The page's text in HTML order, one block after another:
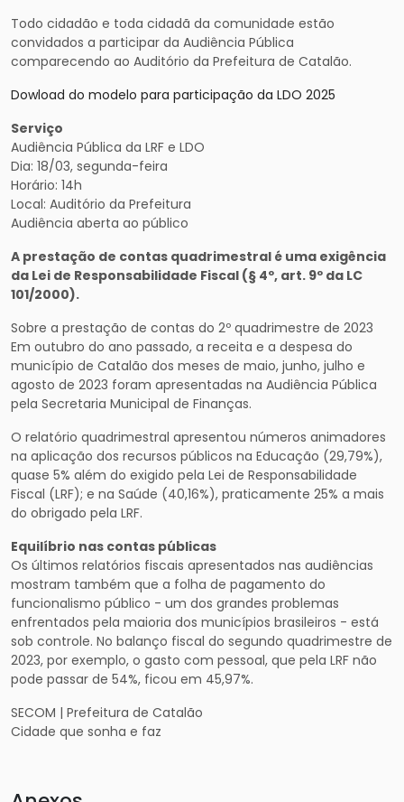
Todo cidadão e toda cidadã da comunidade estão
convidados a participar da Audiência Pública
comparecendo ao Auditório da Prefeitura de Catalão.
Dowload do modelo para participação da LDO 2025
Serviço
Audiência Pública da LRF e LDO
Dia: 18/03, segunda-feira
Horário: 14h
Local: Auditório da Prefeitura
Audiência aberta ao público
A prestação de contas quadrimestral é uma exigência
da Lei de Responsabilidade Fiscal (§ 4º, art. 9º da LC
101/2000).
Sobre a prestação de contas do 2º quadrimestre de 2023
Em outubro do ano passado, a receita e a despesa do
município de Catalão dos meses de maio, junho, julho e
agosto de 2023 foram apresentadas na Audiência Pública
pela Secretaria Municipal de Finanças.
O relatório quadrimestral apresentou números animadores
na aplicação dos recursos públicos na Educação (29,79%),
quase 5% além do exigido pela Lei de Responsabilidade
Fiscal (LRF); e na Saúde (40,16%), praticamente 25% a mais
do obrigado pela LRF.
Equilíbrio nas contas públicas
Os últimos relatórios fiscais apresentados nas audiências
mostram também que a folha de pagamento do
funcionalismo público - um dos grandes problemas
enfrentados pela maioria dos municípios brasileiros - está
sob controle. No balanço fiscal do segundo quadrimestre de
2023, por exemplo, o gasto com pessoal, que pela LRF não
pode passar de 54%, ficou em 45,97%.
SECOM | Prefeitura de Catalão
Cidade que sonha e faz